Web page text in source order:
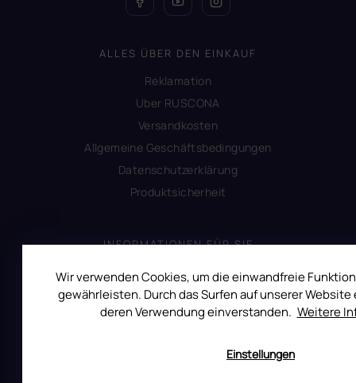
Wir verwenden Cookies, um die einwandfreie
gewährleisten. Durch das Surfen auf unserer Website
deren Verwendung einverstanden. Weitere
Einstellungen
ALLES ÜBER DEN EINKAUF
Reklamation
Uber RUSCONA
Versandkosten
Allgemeine Geschäftsbedingungen
Datenschutzerklärung
Produktsicherheit
INFORMATIONEN FÜR SIE
Kontakt
Warum Ruscona
Alles zum Verbot von TPO
RUSCONA und Nachhaltigkeit